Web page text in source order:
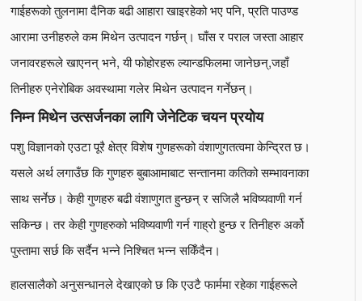
गाईहरूको तुलनामा दैनिक बढी आहारा खाइरहेको भए पनि, प्रति पाउण्ड
आरामा उनीहरुले कम मिथेन उत्पादन गर्छन्। घाँस र पराल जस्ता आहार
जनावरहरूले खाएनन् भने, यी फोहोरहरू ल्यान्डफिलमा जानेछन्,जहाँ
तिनीहरु एनेरोबिक अवस्थामा गलेर मिथेन उत्पादन गर्नेछन्।
निम्न मिथेन उत्सर्जनका लागि जेनेटिक चयन प्रयोय
पशु विज्ञानको एउटा पूरै क्षेत्र विशेष गुणहरूको वंशाणुगतत्वमा केन्द्रित छ।
यसले अर्थ लगाउँछ कि गुणहरु बुबाआमाबाट सन्तानमा कतिको सम्भावनाका
साथ सर्नेछ। केही गुणहरु बढी वंशाणुगत हुन्छन् र सजिलै भविष्यवाणी गर्न
सकिन्छ। तर केही गुणहरुको भविष्यवाणी गर्न गाह्रो हुन्छ र तिनीहरु अर्को
पुस्तामा सर्छ कि सर्दैन भन्ने निश्चित भन्न सकिँदैन।
हालसालैको अनुसन्धानले देखाएको छ कि एउटै फार्ममा रहेका गाईहरूले